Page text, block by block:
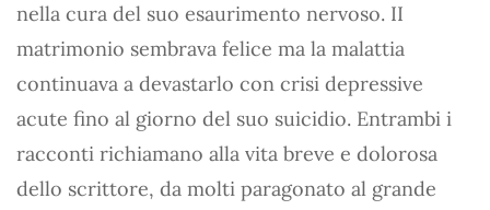
nella cura del suo esaurimento nervoso. II
matrimonio sembrava felice ma la malattia
continuava a devastarlo con crisi depressive
acute fino al giorno del suo suicidio. Entrambi i
racconti richiamano alla vita breve e dolorosa
dello scrittore, da molti paragonato al grande